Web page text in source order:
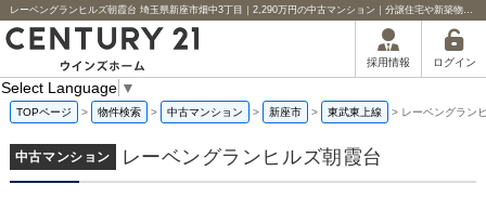
レーベングランヒルズ朝霞台 埼玉県新座市畑中3丁目｜2,290万円の中古マンション｜分譲住宅や新築物件｜センチュリー21ウインズホーム
採用情報 ログイン
Select Language ▼
TOPページ > 物件検索 > 中古マンション > 新座市 > 東武東上線 > レーベングラン
中古マンション レーベングランヒルズ朝霞台